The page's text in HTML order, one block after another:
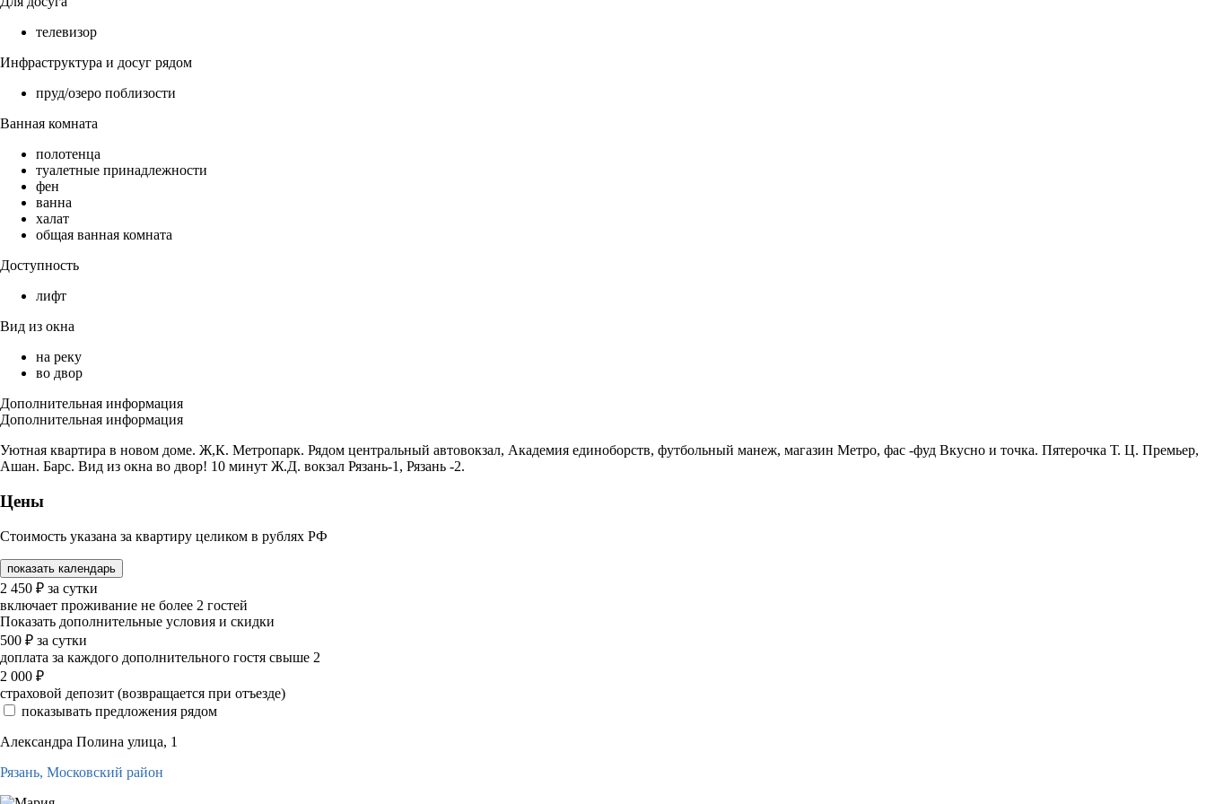
телевизор
Инфраструктура и досуг рядом
пруд/озеро поблизости
Ванная комната
полотенца
туалетные принадлежности
фен
ванна
халат
общая ванная комната
Доступность
лифт
Вид из окна
на реку
во двор
Дополнительная информация
Дополнительная информация
Уютная квартира в новом доме. Ж,К. Метропарк. Рядом центральный автовокзал, Академия единоборств, футбольный манеж, магазин Метро, фас -фуд Вкусно и точка. Пятерочка Т. Ц. Премьер,
Ашан. Барс. Вид из окна во двор! 10 минут Ж.Д. вокзал Рязань-1, Рязань -2.
Цены
Стоимость указана за квартиру целиком в рублях РФ
показать календарь
2 450 ₽ за сутки
включает проживание не более 2 гостей
Показать дополнительные условия и скидки
500 ₽ за сутки
доплата за каждого дополнительного гостя свыше 2
2 000 ₽
страховой депозит (возвращается при отъезде)
показывать предложения рядом
Александра Полина улица, 1
Рязань, Московский район